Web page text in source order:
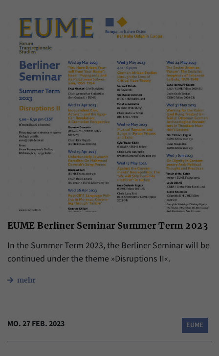
EUME Berliner Seminar Summer Term 2023
In the Summer Term 2023, the Berliner Seminar will be
continued under the theme »Disruptions II«.
mehr
MO. 27 FEB. 2023 EUME